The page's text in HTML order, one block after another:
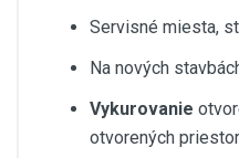
Servisné miesta,
Na nových
Vykurovanie
otvorených